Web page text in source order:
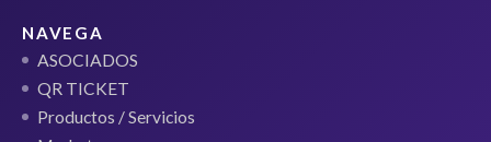
NAVEGA
ASOCIADOS
QR TICKET
Productos / Servicios